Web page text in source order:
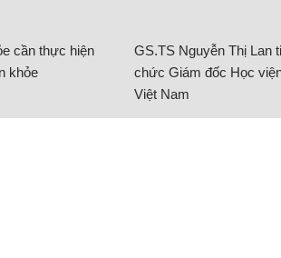
cần thực hiện
khỏe
GS.TS Nguyễn Thị Lan
chức Giám đốc Học
Việt Nam